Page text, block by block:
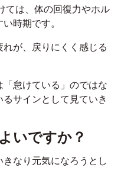
ては、体の回復力やホル
時期です。
が、戻りにくく感じる
怠けている」のではな
サインとして見ていき
いですか？
なり元気になろうとし